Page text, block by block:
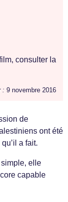
consulter la
: 9 novembre 2016
de
ont été
a fait.
elle
capable